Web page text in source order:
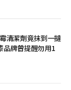
清潔劑竟抹到一撻
品牌曾提醒勿用1